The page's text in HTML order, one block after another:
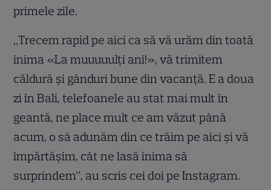
primele zile.
„Trecem rapid pe aici ca să vă urăm din toată
inima «La muuuuulți ani!», vă trimitem
căldură şi gânduri bune din vacanță. E a doua
zi în Bali, telefoanele au stat mai mult în
geantă, ne place mult ce am văzut până
acum, o să adunăm din ce trăim pe aici şi vă
împărtăşim, cât ne lasă inima să
surprindem”, au scris cei doi pe Instagram.